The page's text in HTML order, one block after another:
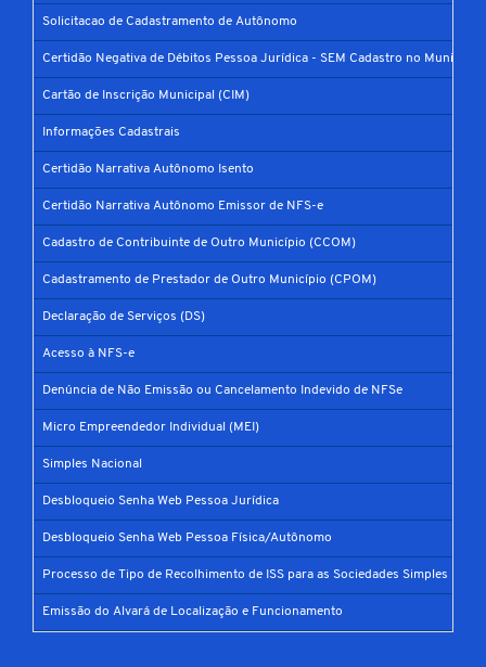
Solicitacao de Cadastramento de Autônomo
Certidão Negativa de Débitos Pessoa Jurídica - SEM Cadastro no Município
Cartão de Inscrição Municipal (CIM)
Informações Cadastrais
Certidão Narrativa Autônomo Isento
Certidão Narrativa Autônomo Emissor de NFS-e
Cadastro de Contribuinte de Outro Município (CCOM)
Cadastramento de Prestador de Outro Município (CPOM)
Declaração de Serviços (DS)
Acesso à NFS-e
Denúncia de Não Emissão ou Cancelamento Indevido de NFSe
Micro Empreendedor Individual (MEI)
Simples Nacional
Desbloqueio Senha Web Pessoa Jurídica
Desbloqueio Senha Web Pessoa Física/Autônomo
Processo de Tipo de Recolhimento de ISS para as Sociedades Simples
Emissão do Alvará de Localização e Funcionamento